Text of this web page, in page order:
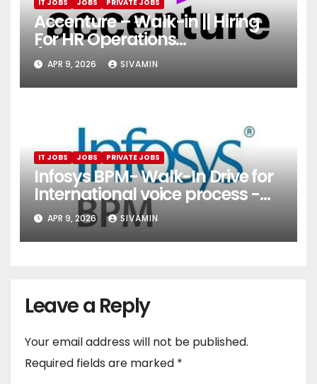
IT JOBS JOBS PRIVATE JOBS
Accenture – Walk-in || Hiring
For HR Operations
(Onboarding & Employee
Services)
APR 9, 2026 SIVAMIN
IT JOBS JOBS PRIVATE JOBS
Infosys BPM- Walk-In Drive for
International voice process -
Pune
APR 9, 2026 SIVAMIN
Leave a Reply
Your email address will not be published.
Required fields are marked *